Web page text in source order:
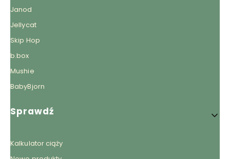
Janod
Jellycat
Skip Hop
b.box
Mushie
BabyBjorn
Sprawdź
Kalkulator ciąży